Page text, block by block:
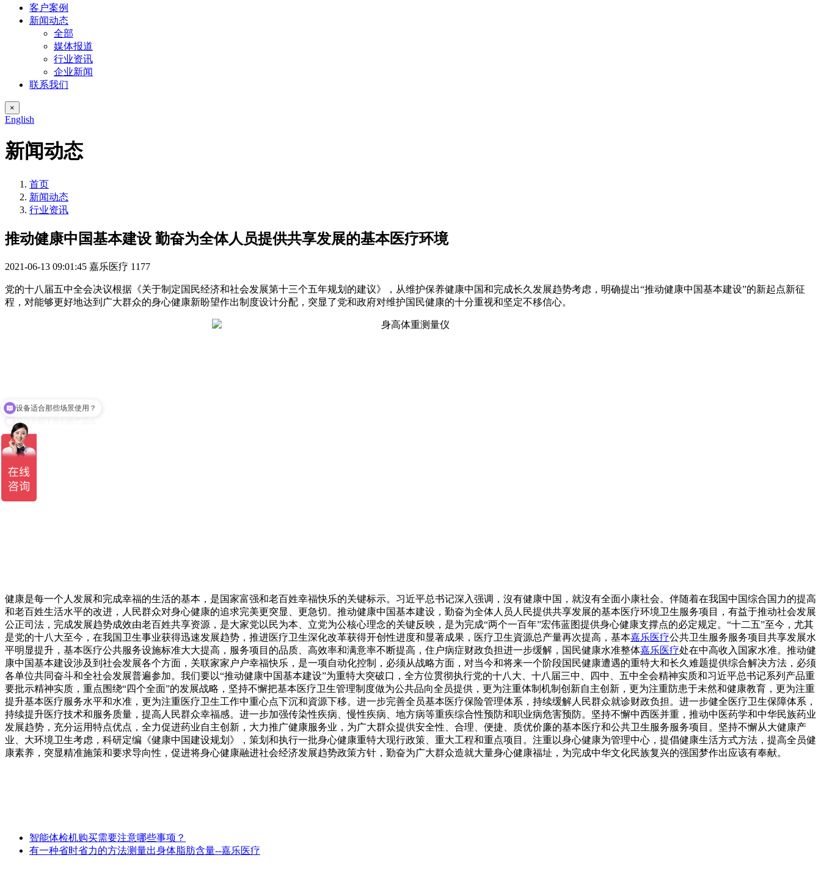
客户案例
新闻动态
全部
媒体报道
行业资讯
企业新闻
联系我们
×
English
新闻动态
首页
新闻动态
行业资讯
推动健康中国基本建设 勤奋为全体人员提供共享发展的基本医疗环境
2021-06-13 09:01:45 嘉乐医疗 1177
党的十八届五中全会决议根据《关于制定国民经济和社会发展第十三个五年规划的建议》，从维护保养健康中国和完成长久发展趋势考虑，明确提出“推动健康中国基本建设”的新起点新征
程，对能够更好地达到广大群众的身心健康新盼望作出制度设计分配，突显了党和政府对维护国民健康的十分重视和坚定不移信心。
健康是每一个人发展和完成幸福的生活的基本，是国家富强和老百姓幸福快乐的关键标示。习近平总书记深入强调，沒有健康中国，就沒有全面小康社会。伴随着在我国中国综合国力的提高
和老百姓生活水平的改进，人民群众对身心健康的追求完美更突显、更急切。推动健康中国基本建设，勤奋为全体人员人民提供共享发展的基本医疗环境卫生服务项目，有益于推动社会发展
公正司法，完成发展趋势成效由老百姓共享资源，是大家党以民为本、立党为公核心理念的关键反映，是为完成“两个一百年”宏伟蓝图提供身心健康支撑点的必定规定。“十二五”至今，尤其
是党的十八大至今，在我国卫生事业获得迅速发展趋势，推进医疗卫生深化改革获得开创性进度和显著成果，医疗卫生資源总产量再次提高，基本嘉乐医疗公共卫生服务服务项目共享发展水
平明显提升，基本医疗公共服务设施标准大大提高，服务项目的品质、高效率和满意率不断提高，住户病症财政负担进一步缓解，国民健康水准整体嘉乐医疗处在中高收入国家水准。推动健
康中国基本建设涉及到社会发展各个方面，关联家家户户幸福快乐，是一项自动化控制，必须从战略方面，对当今和将来一个阶段国民健康遭遇的重特大和长久难题提供综合解决方法，必须
各单位共同奋斗和全社会发展普遍参加。我们要以“推动健康中国基本建设”为重特大突破口，全方位贯彻执行党的十八大、十八届三中、四中、五中全会精神实质和习近平总书记系列产品重
要批示精神实质，重点围绕“四个全面”的发展战略，坚持不懈把基本医疗卫生管理制度做为公共品向全员提供，更为注重体制机制创新自主创新，更为注重防患于未然和健康教育，更为注重
提升基本医疗服务水平和水准，更为注重医疗卫生工作中重心点下沉和資源下移。进一步完善全员基本医疗保险管理体系，持续缓解人民群众就诊财政负担。进一步健全医疗卫生保障体系，
持续提升医疗技术和服务质量，提高人民群众幸福感。进一步加强传染性疾病、慢性疾病、地方病等重疾综合性预防和职业病危害预防。坚持不懈中西医并重，推动中医药学和中华民族药业
发展趋势，充分运用特点优点，全力促进药业自主创新，大力推广健康服务业，为广大群众提供安全性、合理、便捷、质优价廉的基本医疗和公共卫生服务服务项目。坚持不懈从大健康产
业、大环境卫生考虑，科研定编《健康中国建设规划》，策划和执行一批身心健康重特大现行政策、重大工程和重点项目。注重以身心健康为管理中心，提倡健康生活方式方法，提高全员健
康素养，突显精准施策和要求导向性，促进将身心健康融进社会经济发展趋势政策方针，勤奋为广大群众造就大量身心健康福址，为完成中华文化民族复兴的强国梦作出应该有奉献。
智能体检机购买需要注意哪些事项？
有一种省时省力的方法测量出身体脂肪含量--嘉乐医疗
可以介绍下你们的产品么